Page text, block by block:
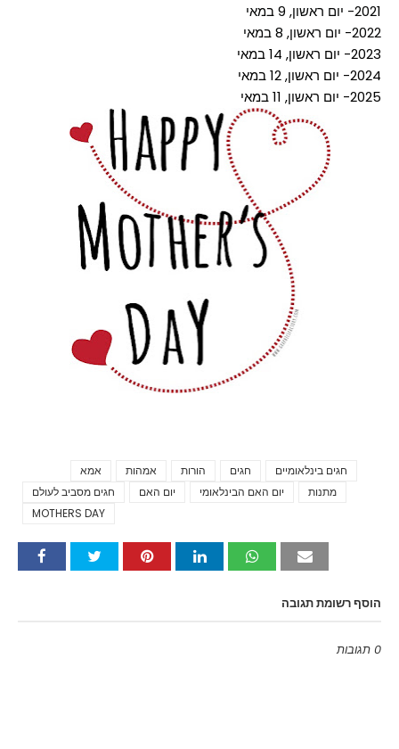
2021- יום ראשון, 9 במאי
2022- יום ראשון, 8 במאי
2023- יום ראשון, 14 במאי
2024- יום ראשון, 12 במאי
2025- יום ראשון, 11 במאי
אמא אמהות הורות חגים
חגים בינלאומיים
חגים מסביב לעולם
יום האם יום האם הבינלאומי
מתנות
MOTHERS DAY
הוסף רשומת תגובה
0 תגובות